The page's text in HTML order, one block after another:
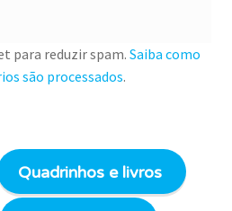
para reduzir spam. Saiba como
são processados.
Quadrinhos e livros